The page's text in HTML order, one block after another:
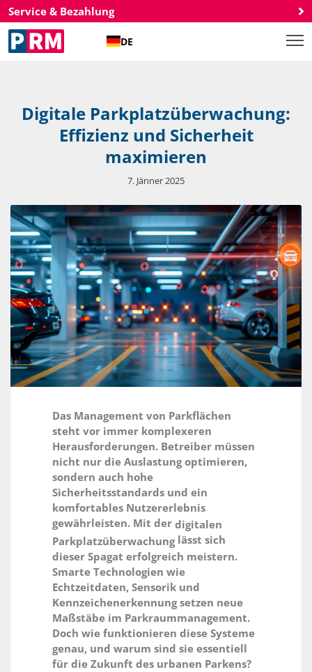
Service & Bezahlung
DE
Digitale Parkplatzüberwachung:
Effizienz und Sicherheit
maximieren
7. Jänner 2025
Das Management von Parkflächen
steht vor immer komplexeren
Herausforderungen. Betreiber müssen
nicht nur die Auslastung optimieren,
sondern auch hohe
Sicherheitsstandards und ein
komfortables Nutzererlebnis
gewährleisten. Mit der digitalen
Parkplatzüberwachunglässt sich
dieser Spagat erfolgreich meistern.
Smarte Technologien wie
Echtzeitdaten, Sensorik und
Kennzeichenerkennung setzen neue
Maßstäbe im Parkraummanagement.
Doch wie funktionieren diese Systeme
genau, und warum sind sie essentiell
für die Zukunft des urbanen Parkens?